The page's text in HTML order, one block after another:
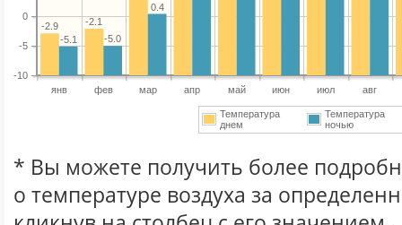
янв фев мар апр май июн июл авг
-10
-5
0 -2.1
-2.9
0.4
-5.0
-5.1
Температура
днем
Температура
ночью
* Вы можете получить более
о температуре воздуха за